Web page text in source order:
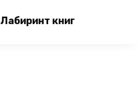
Лабиринт книг